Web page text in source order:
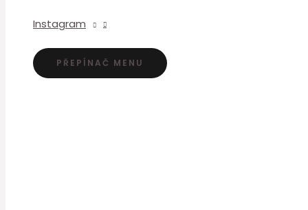
Instagram
PŘEPÍNAČ MENU